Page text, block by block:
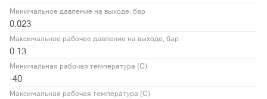
Минимальное давление на выходе, бар
0.023
Максимальное рабочее давление на выходе, бар
0.13
Минимальная рабочая температура (С)
-40
Максимальная рабочая температура (С)